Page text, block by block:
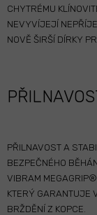
CHYTRÉMU
NEVYVÍJEJÍ
NOVĚ ŠIRŠÍ DÍRKY
PŘILNAVOST A
BEZPEČNÉHO
VIBRAM
KTERÝ GARANTUJE
BRŽDĚNÍ Z KOPCE.